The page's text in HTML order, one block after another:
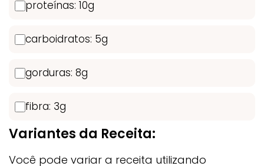
proteínas: 10g
carboidratos: 5g
gorduras: 8g
fibra: 3g
Variantes da Receita:
Você pode variar a receita utilizando